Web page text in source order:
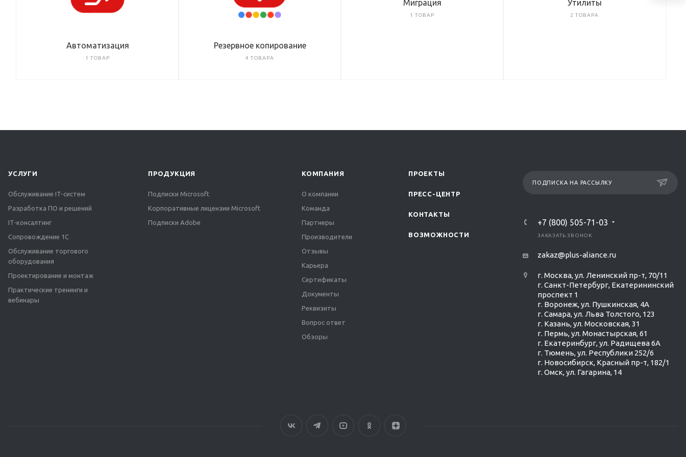
Автоматизация
1 ТОВАР
Резервное копирование
4 ТОВАРА
Миграция
1 ТОВАР
Утилиты
2 ТОВАРА
УСЛУГИ
Обслуживание IT-систем
Разработка ПО и решений
IT-консалтинг
Сопровождение 1С
Обслуживание торгового
оборудования
Проектирование и монтаж
Практические тренинги и
вебинары
ПРОДУКЦИЯ
Подписки Microsoft
Корпоративные лицензии Microsoft
Подписки Adobe
КОМПАНИЯ
О компании
Команда
Партнеры
Производители
Отзывы
Карьера
Сертификаты
Документы
Реквизиты
Вопрос ответ
Обзоры
ПРОЕКТЫ
ПРЕСС-ЦЕНТР
КОНТАКТЫ
ВОЗМОЖНОСТИ
ПОДПИСКА НА РАССЫЛКУ
+7 (800) 505-71-03
ЗАКАЗАТЬ ЗВОНОК
zakaz@plus-aliance.ru
г. Москва, ул. Ленинский пр-т, 70/11
г. Санкт-Петербург, Екатерининский
проспект 1
г. Воронеж, ул. Пушкинская, 4А
г. Самара, ул. Льва Толстого, 123
г. Казань, ул. Московская, 31
г. Пермь, ул. Монастырская, 61
г. Екатеринбург, ул. Радищева 6А
г. Тюмень, ул. Республики 252/6
г. Новосибирск, Красный пр-т, 182/1
г. Омск, ул. ​Гагарина, 14